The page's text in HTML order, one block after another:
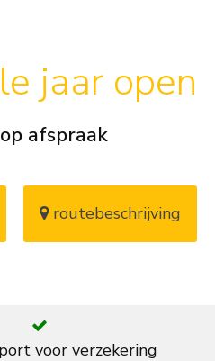
jaar open
afspraak
routebeschrijving
voor verzekering